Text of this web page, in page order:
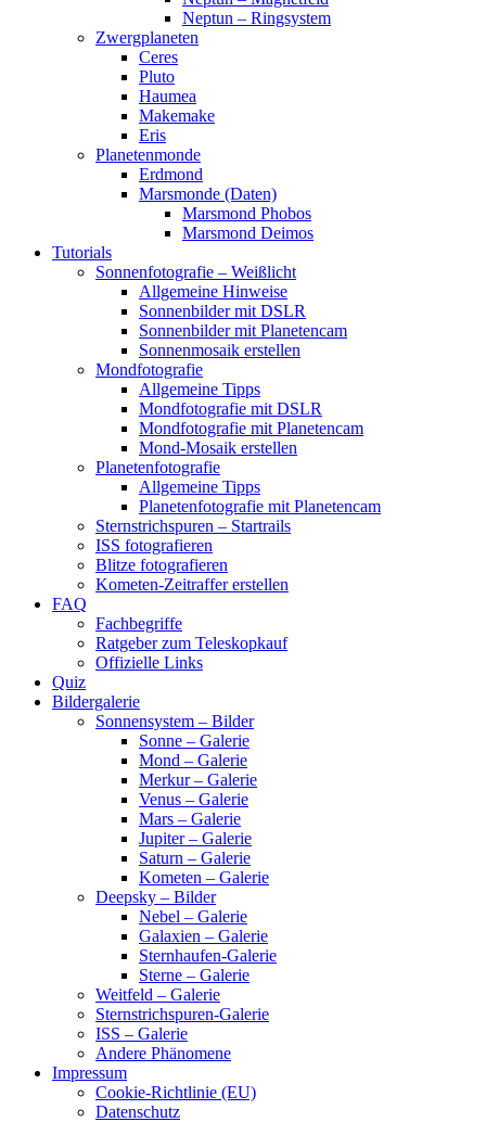
Neptun – Ringsystem
Zwergplaneten
Ceres
Pluto
Haumea
Makemake
Eris
Planetenmonde
Erdmond
Marsmonde (Daten)
Marsmond Phobos
Marsmond Deimos
Tutorials
Sonnenfotografie – Weißlicht
Allgemeine Hinweise
Sonnenbilder mit DSLR
Sonnenbilder mit Planetencam
Sonnenmosaik erstellen
Mondfotografie
Allgemeine Tipps
Mondfotografie mit DSLR
Mondfotografie mit Planetencam
Mond-Mosaik erstellen
Planetenfotografie
Allgemeine Tipps
Planetenfotografie mit Planetencam
Sternstrichspuren – Startrails
ISS fotografieren
Blitze fotografieren
Kometen-Zeitraffer erstellen
FAQ
Fachbegriffe
Ratgeber zum Teleskopkauf
Offizielle Links
Quiz
Bildergalerie
Sonnensystem – Bilder
Sonne – Galerie
Mond – Galerie
Merkur – Galerie
Venus – Galerie
Mars – Galerie
Jupiter – Galerie
Saturn – Galerie
Kometen – Galerie
Deepsky – Bilder
Nebel – Galerie
Galaxien – Galerie
Sternhaufen-Galerie
Sterne – Galerie
Weitfeld – Galerie
Sternstrichspuren-Galerie
ISS – Galerie
Andere Phänomene
Impressum
Cookie-Richtlinie (EU)
Datenschutz